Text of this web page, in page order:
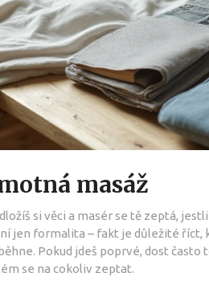
masáž
si věci a masér se tě zeptá,
jen formalita – fakt je důležité říct,
Pokud jdeš poprvé, dost často
se na cokoliv zeptat.